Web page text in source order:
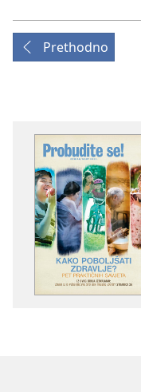
Prethodno